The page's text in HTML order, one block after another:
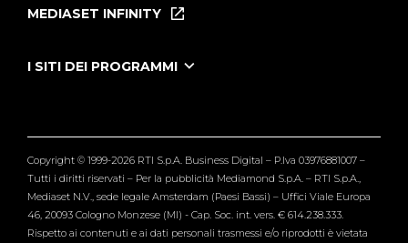
Le Iene Presentano Inside
Tutti i servizi
MEDIASET INFINITY
I SITI DEI PROGRAMMI
Verissimo
Copyright © 1999-2026 RTI S.p.A. Business Digital – P.Iva 03976881007 –
Tutti i diritti riservati – Per la pubblicità Mediamond S.p.A. – RTI S.p.A.,
Mediaset N.V., sede legale Amsterdam (Paesi Bassi) – Uffici Viale Europa
46, 20093 Cologno Monzese (MI) - Cap. Soc. int. vers. € 614.238.333.
Rispetto ai contenuti e ai dati personali trasmessi e/o riprodotti è vietata